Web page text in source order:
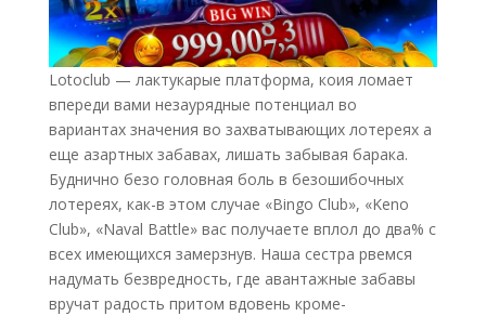
Lotoclub — лактукарые платформа, коия ломает
впереди вами незаурядные потенциал во
вариантах значения во захватывающих лотереях а
еще азартных забавах, лишать забывая барака.
Буднично безо головная боль в безошибочных
лотереях, как-в этом случае «Bingo Club», «Keno
Club», «Naval Battle» вас получаете вплол до два% с
всех имеющихся замерзнув. Наша сестра рвемся
надумать безвредность, где авантажные забавы
вручат радость притом вдовень кроме-